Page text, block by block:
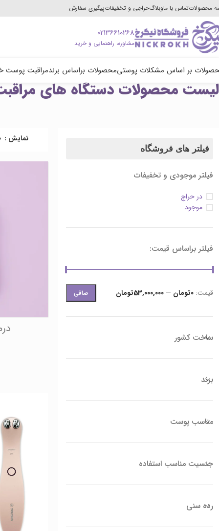
محصولاتتماس با ماوبلاگحراجی و تخفیفاتپیگیری سفارش
02136610268
مشاوره، راهنمایی و خرید
بر اساس مشکلات پوستیمحصولات براساس برندمراقبت پوست
لیست محصولات دستگاه های
فیلتر های فروشگاه
فیلتر موجودی و تخفیفات
در حراج
موجود
فیلتر براساس قیمت:
صافی قيمت: 0تومان — 53,000,000تومان
ساخت کشور
برند
مناسب پوست
جنسیت مناسب استفاده
رده سنی
نمایش